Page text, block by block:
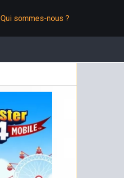
Qui sommes-nous ?